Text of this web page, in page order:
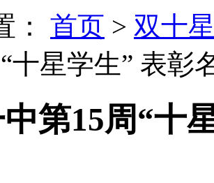
： 首页 > 双十
十星学生” 表彰
第15周“十